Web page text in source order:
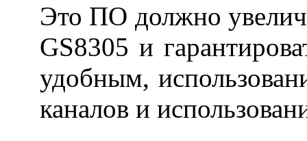
Это ПО должно
GS8305 и
удобным,
каналов и